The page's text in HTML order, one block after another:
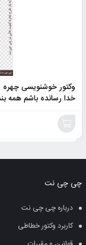
وکتور خوشنویسی چهره
خدا رسانده باشم همه
سبد
چی چی نت
درباره چی چی نت
کاربرد وکتور خطاطی